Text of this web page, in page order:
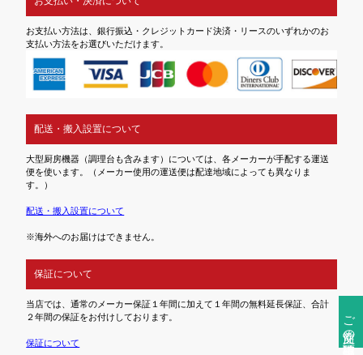
ご注文前の確認事項
お支払い方法は、銀行振込・クレジットカード決済・リースのいずれかのお
支払い方法をお選びいただけます。
配送・搬入設置について
大型厨房機器（調理台も含みます）については、各メーカーが手配する運送
便を使います。（メーカー使用の運送便は配達地域によっても異なりま
す。）
配送・搬入設置について
※海外へのお届けはできません。
保証について
当店では、通常のメーカー保証１年間に加えて１年間の無料延長保証、合計
２年間の保証をお付けしております。
保証について